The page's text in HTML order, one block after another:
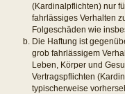
(Kardinalpflichten) nur
fahrlässiges Verhalten
Folgeschäden wie
Die Haftung ist
grob fahrlässigem
Leben, Körper und
Vertragspflichten
typischerweise